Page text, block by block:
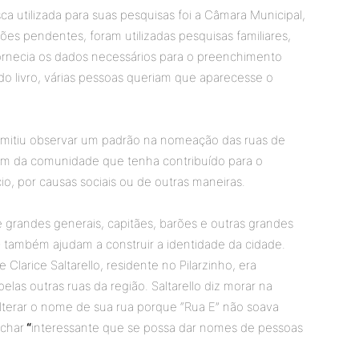
utilizada para suas pesquisas foi a Câmara Municipal,
pendentes, foram utilizadas pesquisas familiares,
os dados necessários para o preenchimento
livro, várias pessoas queriam que aparecesse o
observar um padrão na nomeação das ruas de
da comunidade que tenha contribuído para o
por causas sociais ou de outras maneiras.
generais, capitães, barões e outras grandes
ajudam a construir a identidade da cidade.
Saltarello, residente no Pilarzinho, era
outras ruas da região. Saltarello diz morar na
o nome de sua rua porque “Rua E” não soava
“interessante que se possa dar nomes de pessoas